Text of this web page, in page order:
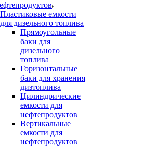
Пластиковые емкости
для дизельного топлива
Прямоугольные
баки для
дизельного
топлива
Горизонтальные
баки для хранения
дизтоплива
Цилиндрические
емкости для
нефтепродуктов
Вертикальные
емкости для
нефтепродуктов